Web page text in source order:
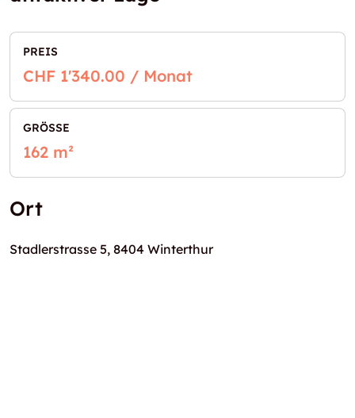
PREIS
CHF 1'340.00 / Monat
GRÖSSE
162 m²
Ort
Stadlerstrasse 5, 8404 Winterthur